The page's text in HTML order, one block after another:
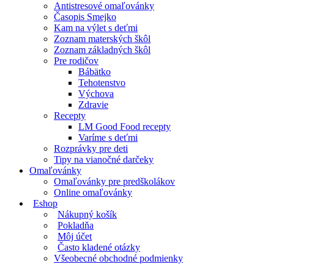
Antistresové omaľovánky
Časopis Smejko
Kam na výlet s deťmi
Zoznam materských škôl
Zoznam základných škôl
Pre rodičov
Bábätko
Tehotenstvo
Výchova
Zdravie
Recepty
LM Good Food recepty
Varíme s deťmi
Rozprávky pre deti
Tipy na vianočné darčeky
Omaľovánky
Omaľovánky pre predškolákov
Online omaľovánky
Eshop
Nákupný košík
Pokladňa
Môj účet
Často kladené otázky
Všeobecné obchodné podmienky